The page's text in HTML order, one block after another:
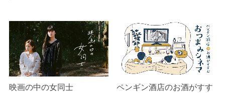
映画の中の女同士
ペンギン酒店のお酒がすす